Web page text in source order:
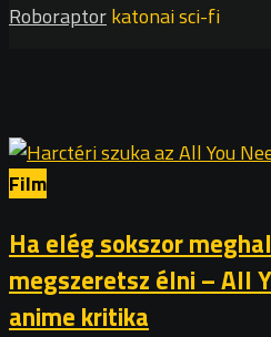
Roboraptorkatonai sci-fi
Film
Ha elég sokszor
megszeretsz élni – All
anime kritika